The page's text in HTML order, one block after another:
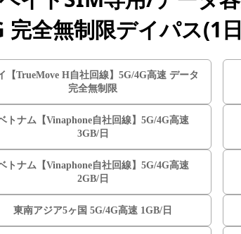
完全無制限デイパス(1
【TrueMove H自社回線】5G/4G高速 データ
完全無制限
トナム【Vinaphone自社回線】5G/4G高速
3GB/日
トナム【Vinaphone自社回線】5G/4G高速
2GB/日
東南アジア5ヶ国 5G/4G高速 1GB/日